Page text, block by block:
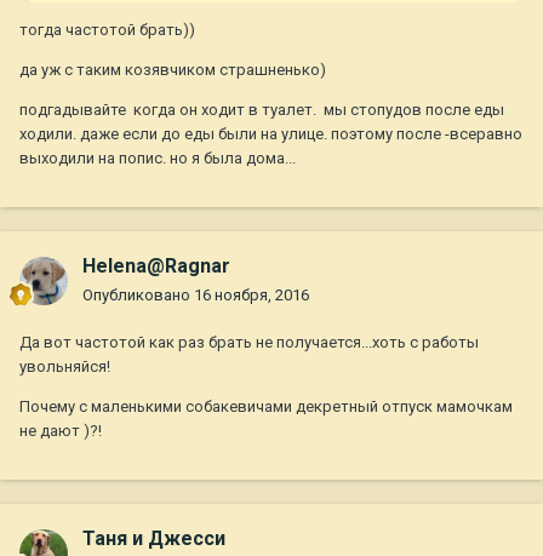
просто золотая стала, а у меня на душе кошки скребут (((
Маленький же он еще... 4 месяца 14.11.2016 исполнилось )!
тогда частотой брать))
да уж с таким козявчиком страшненько)
подгадывайте когда он ходит в туалет. мы стопудов после еды
ходили. даже если до еды были на улице. поэтому после -всеравно
выходили на попис. но я была дома...
Helena@Ragnar
Опубликовано 16 ноября, 2016
Да вот частотой как раз брать не получается...хоть с работы
увольняйся!
Почему с маленькими собакевичами декретный отпуск мамочкам
не дают )?!
Таня и Джесси